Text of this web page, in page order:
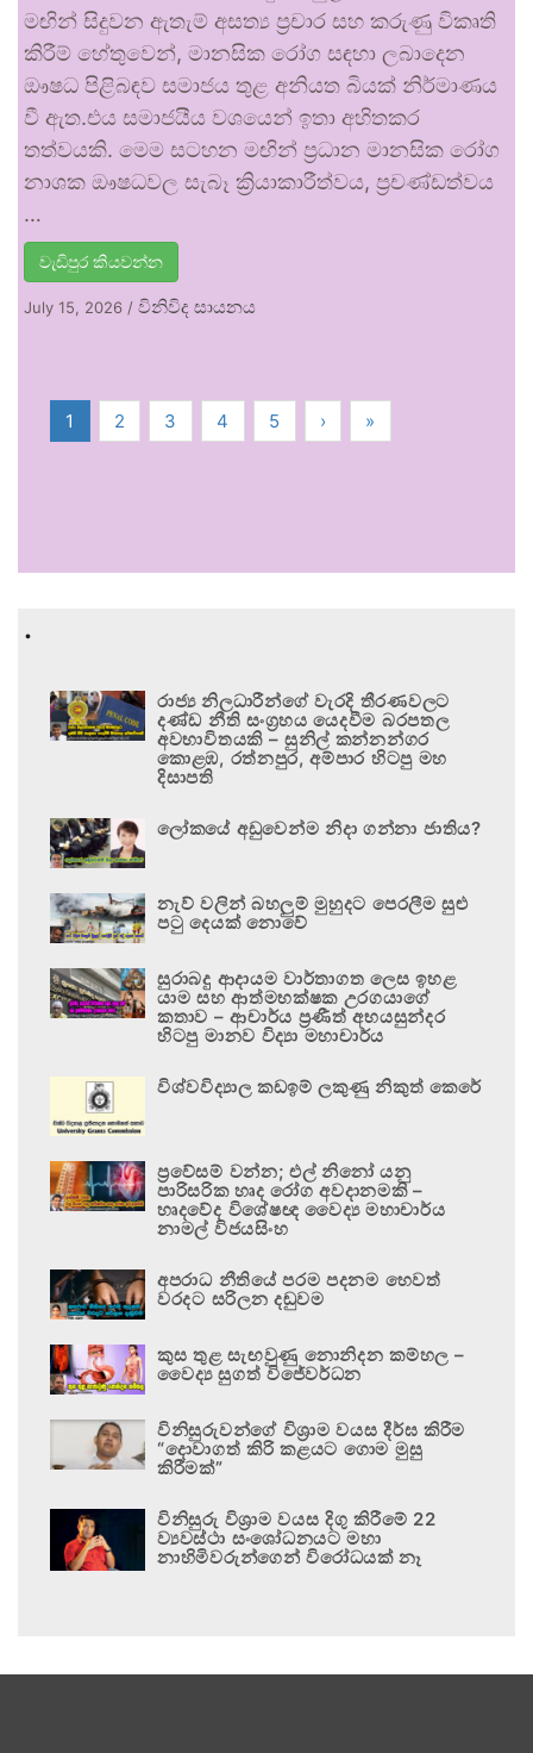
මඟින් සිදුවන ඇතැම් අසත්‍ය ප්‍රචාර සහ කරුණු විකෘති
කිරීම් හේතුවෙන්, මානසික රෝග සඳහා ලබාදෙන
ඖෂධ පිළිබඳව සමාජය තුළ අනියත බියක් නිර්මාණය
වී ඇත.එය සමාජයීය වශයෙන් ඉතා අහිතකර
තත්වයකි. මෙම සටහන මඟින් ප්‍රධාන මානසික රෝග
නාශක ඖෂධවල සැබෑ ක්‍රියාකාරීත්වය, ප්‍රචණ්ඩත්වය
…
වැඩිපුර කියවන්න
July 15, 2026 / විනිවිද සායනය
1 2 3 4 5 › »
.
රාජ්‍ය නිලධාරීන්ගේ වැරදි තීරණවලට
දණ්ඩ නීති සංග්‍රහය යෙදවීම බරපතල
අවභාවිතයකි – සුනිල් කන්නන්ගර
කොළඹ, රත්නපුර, අම්පාර හිටපු මහ
දිසාපති
ලෝකයේ අඩුවෙන්ම නිදා ගන්නා ජාතිය?
නැව් වලින් බහලුම් මුහුදට පෙරලීම සුළු
පටු දෙයක් නොවේ
සුරාබදු ආදායම වාර්තාගත ලෙස ඉහළ
යාම සහ ආත්මභක්ෂක උරගයාගේ
කතාව – ආචාර්ය ප්‍රණීත් අභයසුන්දර
හිටපු මානව විද්‍යා මහාචාර්ය
විශ්වවිද්‍යාල කඩඉම් ලකුණු නිකුත් කෙරේ
ප්‍රවේසම් වන්න; එල් නිනෝ යනු
පාරිසරික හෘද රෝග අවදානමකි –
හෘදවේද විශේෂඥ වෛද්‍ය මහාචාර්ය
නාමල් විජයසිංහ
අපරාධ නීතියේ පරම පදනම හෙවත්
වරදට සරිලන දඬුවම
කුස තුළ සැඟවුණු නොනිදන කම්හල –
වෛද්‍ය සුගත් විජේවර්ධන
විනිසුරුවන්ගේ විශ්‍රාම වයස දීර්ඝ කිරීම
“දොවාගත් කිරි කළයට ගොම මුසු
කිරීමක්”
විනිසුරු විශ්‍රාම වයස දිගු කිරීමේ 22
ව්‍යවස්ථා සංශෝධනයට මහා
නාහිමිවරුන්ගෙන් විරෝධයක් නෑ